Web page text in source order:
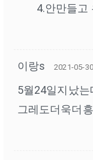
4.안만들고
이랑s 2021-05-
5월24일지났
그레도더욱더